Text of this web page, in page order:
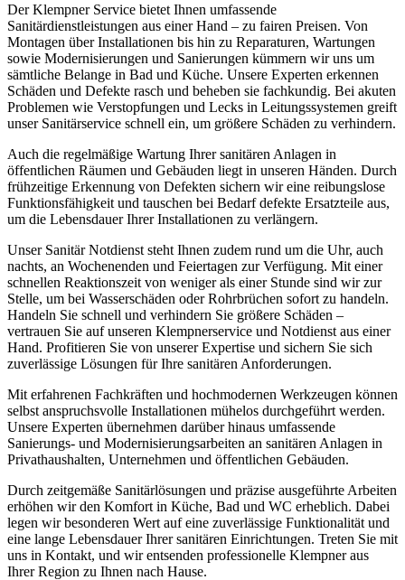
Der Klempner Service bietet Ihnen umfassende
Sanitärdienstleistungen aus einer Hand – zu fairen Preisen. Von
Montagen über Installationen bis hin zu Reparaturen, Wartungen
sowie Modernisierungen und Sanierungen kümmern wir uns um
sämtliche Belange in Bad und Küche. Unsere Experten erkennen
Schäden und Defekte rasch und beheben sie fachkundig. Bei akuten
Problemen wie Verstopfungen und Lecks in Leitungssystemen greift
unser Sanitärservice schnell ein, um größere Schäden zu verhindern.
Auch die regelmäßige Wartung Ihrer sanitären Anlagen in
öffentlichen Räumen und Gebäuden liegt in unseren Händen. Durch
frühzeitige Erkennung von Defekten sichern wir eine reibungslose
Funktionsfähigkeit und tauschen bei Bedarf defekte Ersatzteile aus,
um die Lebensdauer Ihrer Installationen zu verlängern.
Unser Sanitär Notdienst steht Ihnen zudem rund um die Uhr, auch
nachts, an Wochenenden und Feiertagen zur Verfügung. Mit einer
schnellen Reaktionszeit von weniger als einer Stunde sind wir zur
Stelle, um bei Wasserschäden oder Rohrbrüchen sofort zu handeln.
Handeln Sie schnell und verhindern Sie größere Schäden –
vertrauen Sie auf unseren Klempnerservice und Notdienst aus einer
Hand. Profitieren Sie von unserer Expertise und sichern Sie sich
zuverlässige Lösungen für Ihre sanitären Anforderungen.
Mit erfahrenen Fachkräften und hochmodernen Werkzeugen können
selbst anspruchsvolle Installationen mühelos durchgeführt werden.
Unsere Experten übernehmen darüber hinaus umfassende
Sanierungs- und Modernisierungsarbeiten an sanitären Anlagen in
Privathaushalten, Unternehmen und öffentlichen Gebäuden.
Durch zeitgemäße Sanitärlösungen und präzise ausgeführte Arbeiten
erhöhen wir den Komfort in Küche, Bad und WC erheblich. Dabei
legen wir besonderen Wert auf eine zuverlässige Funktionalität und
eine lange Lebensdauer Ihrer sanitären Einrichtungen. Treten Sie mit
uns in Kontakt, und wir entsenden professionelle Klempner aus
Ihrer Region zu Ihnen nach Hause.